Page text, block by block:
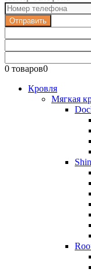
Отправить
0 товаров0
Кровля
Мягкая